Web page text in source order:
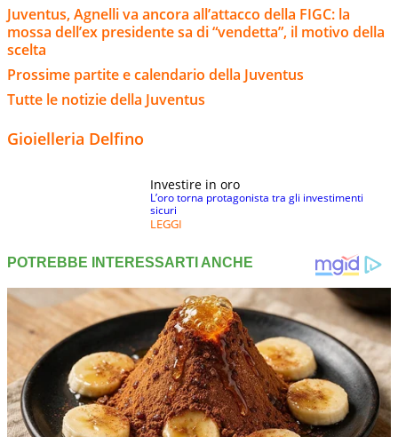
Juventus, Agnelli va ancora all’attacco della FIGC: la
mossa dell’ex presidente sa di “vendetta”, il motivo della
scelta
Prossime partite e calendario della Juventus
Tutte le notizie della Juventus
Gioielleria Delfino
Investire in oro
L’oro torna protagonista tra gli investimenti
sicuri
LEGGI